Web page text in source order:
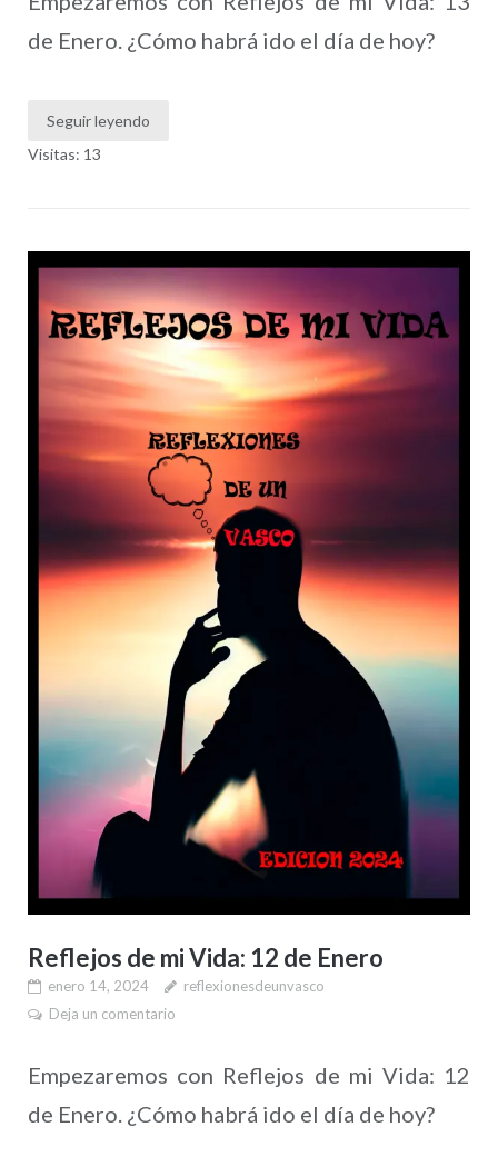
de Enero. ¿Cómo habrá ido el día de hoy?
Seguir leyendo
Visitas: 13
Reflejos de mi Vida: 12 de Enero
enero 14, 2024
reflexionesdeunvasco
Deja un comentario
Empezaremos con Reflejos de mi Vida: 12
de Enero. ¿Cómo habrá ido el día de hoy?